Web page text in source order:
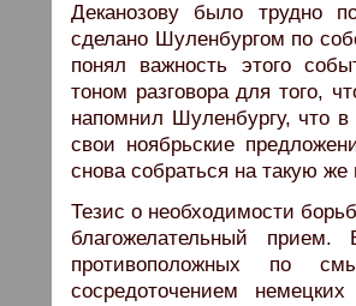
Деканозову было трудно
сделано Шуленбургом по
понял важность этого
тоном разговора для того,
напомнил Шуленбургу, что
свои ноябрьские
снова собраться на такую
Тезис о необходимости
благожелательный
противоположных по
сосредоточением